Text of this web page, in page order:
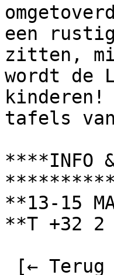
een
zitten,
wordt de
kinderen!
tafels
****INFO
**13-15
**T +32 2